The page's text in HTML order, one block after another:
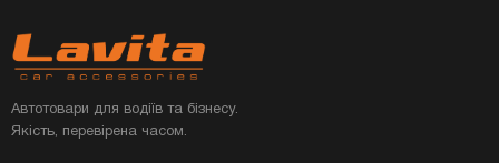
Автотовари для водіїв та бізнесу.
Якість, перевірена часом.